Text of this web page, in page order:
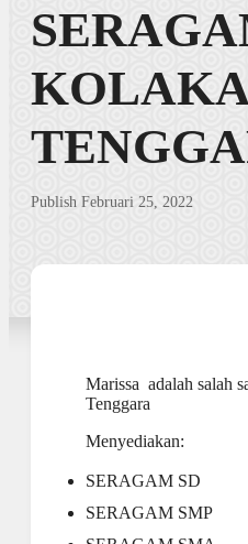
Publish Februari 25, 2022
Marissa adalah salah
Tenggara
Menyediakan:
SERAGAM SD
SERAGAM SMP